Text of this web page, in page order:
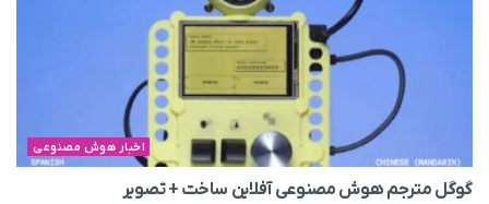
اخبار هوش مصنوعی
گوگل مترجم هوش مصنوعی آفلاین ساخت + تصویر